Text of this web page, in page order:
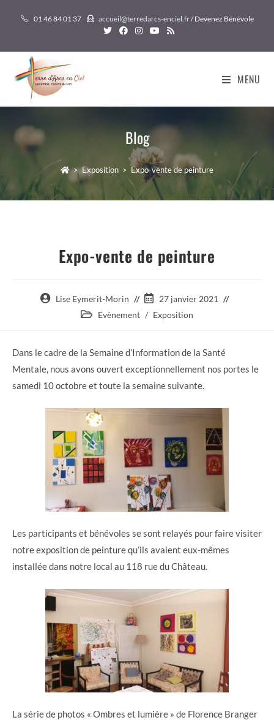
01 46 84 01 37 accueil@terredarcs-enciel.fr/ Devenez Bénévole
MENU
Blog
> Exposition > Expo-vente de peinture
Expo-vente de peinture
Auteur/autrice
Lise Eymerit-Morin
Post
published:
27 janvier 2021
Post Evènement / Exposition
Dans le cadre de la Semaine d’Information de la Santé
Mentale, nous avons ouvert exceptionnellement nos portes le
samedi 10 octobre et toute la semaine suivante.
Les participants et bénévoles se sont relayés pour faire visiter
notre exposition de peinture qu’ils avaient eux-mêmes
installée dans notre local au 118 rue du Château.
La série de photos « Ombres et lumière » de Florence Branger